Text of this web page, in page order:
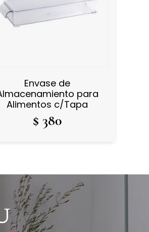
Envase de
para
Alimentos c/Tapa
$ 380